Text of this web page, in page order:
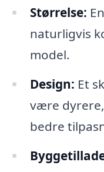
Størrelse:
naturligvis
model.
Design: Et
være
bedre